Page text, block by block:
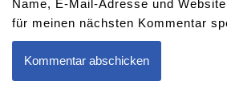
Name, E-Mail-Adresse und
für meinen nächsten Kommentar